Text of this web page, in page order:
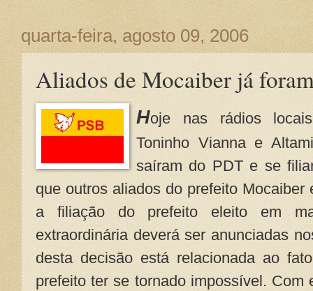
quarta-feira, agosto 09, 2006
Aliados de Mocaiber já
Hoje nas rádios
Toninho Vianna e
saíram do PDT e se
que outros aliados do prefeito
a filiação do prefeito eleito em
extraordinária deverá ser anunciadas
desta decisão está relacionada ao
prefeito ter se tornado impossível. Com